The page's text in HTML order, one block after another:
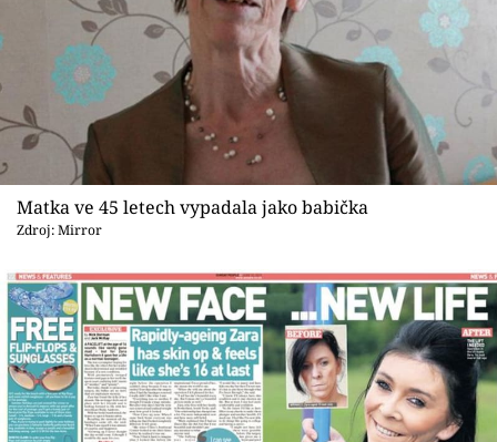
Matka ve 45 letech vypadala jako babička
Zdroj: Mirror